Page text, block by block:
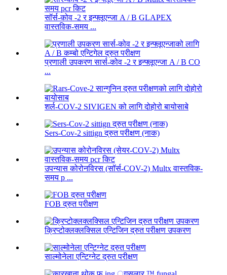
सॉर्स-कोव -2 र इन्फ्लूएन्जा A / B GLAPEX
वास्तविक-समय ...
प्रणाली उपकरण सार्स-कोव -2 र इन्फ्लूएन्जा A / B CO
...
शर्ल-COV-2 SIVIGEN को लागि दोहोरो बायोसाबे
Sers-Cov-2 sittign द्रुत परीक्षण (नाक)
उपन्यास कोरोनविरस (सॉर्स-COV-2) Multx वास्तविक-
समय p ...
FOB द्रुत परीक्षण
क्रिप्टोक्लक्लक्सिल एन्टिजिन द्रुत परीक्षण उपकरण
साल्मोनेला एन्टिग्नेट द्रुत परीक्षण